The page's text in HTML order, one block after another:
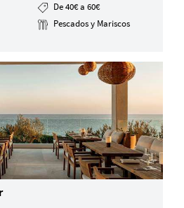
De 40€ a 60€
Pescados y Mariscos